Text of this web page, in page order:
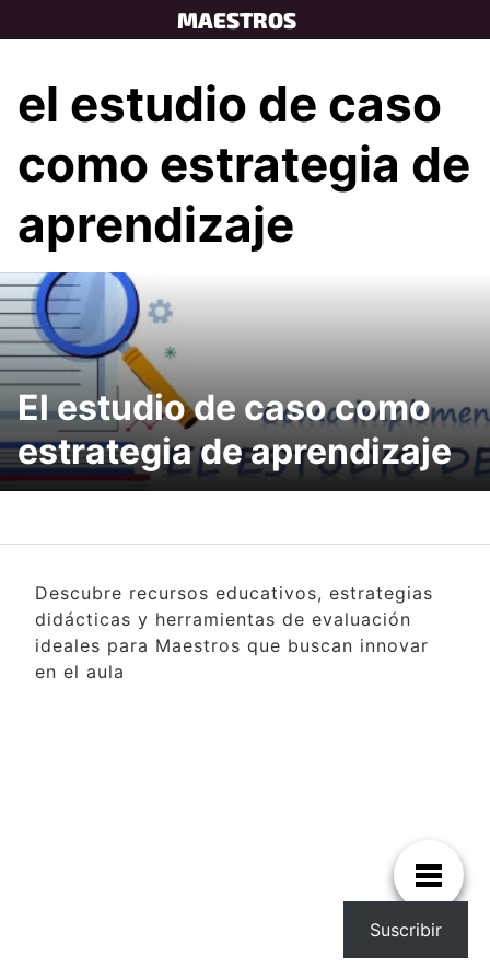
to
MAESTROS
el estudio de caso
como estrategia de
aprendizaje
El estudio de caso como
estrategia de aprendizaje
Descubre recursos educativos, estrategias
didácticas y herramientas de evaluación
ideales para Maestros que buscan innovar
en el aula
Suscribir